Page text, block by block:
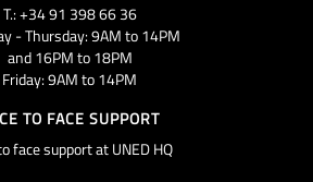
T.: +34 91 398 66 36
- Thursday: 9AM to 14PM
and 16PM to 18PM
Friday: 9AM to 14PM
TO FACE SUPPORT
face support at UNED HQ